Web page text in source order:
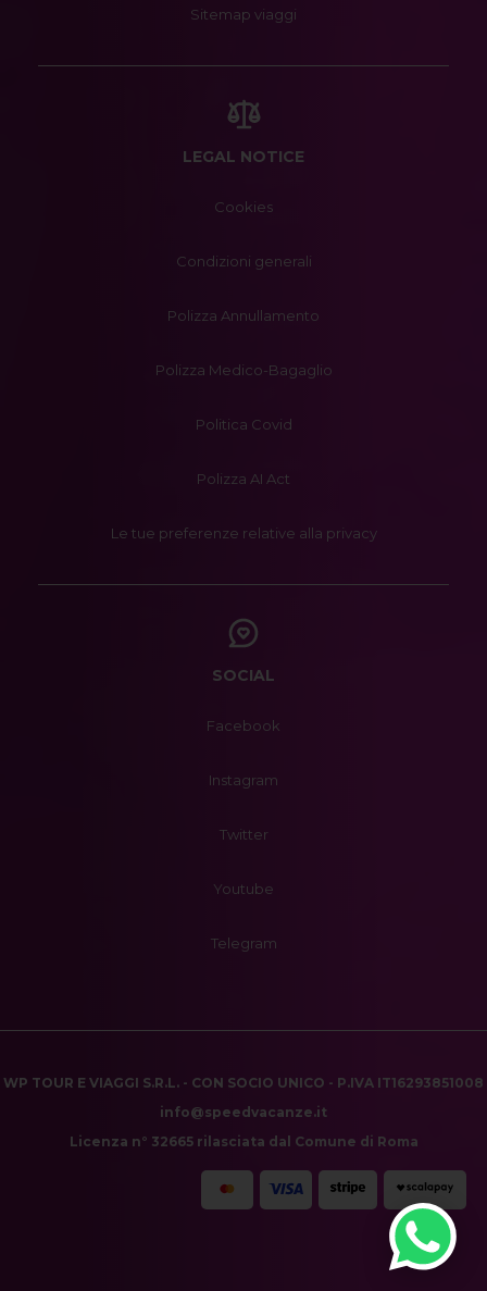
Sitemap viaggi
LEGAL NOTICE
Cookies
Condizioni generali
Polizza Annullamento
Polizza Medico-Bagaglio
Politica Covid
Polizza AI Act
Le tue preferenze relative alla privacy
SOCIAL
Facebook
Instagram
Twitter
Youtube
Telegram
WP TOUR E VIAGGI S.R.L. - CON SOCIO UNICO - P.IVA IT16293851008
info@speedvacanze.it
Licenza n° 32665 rilasciata dal Comune di Roma